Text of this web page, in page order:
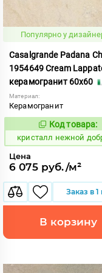
Популярно у
Casalgrande Padana
1954649 Cream
керамогранит 60x60
Материал:
Керамогранит
820622
Код товара:
кристалл нежной
Цена
6 075 руб./м²
Заказ в 1
В корзину